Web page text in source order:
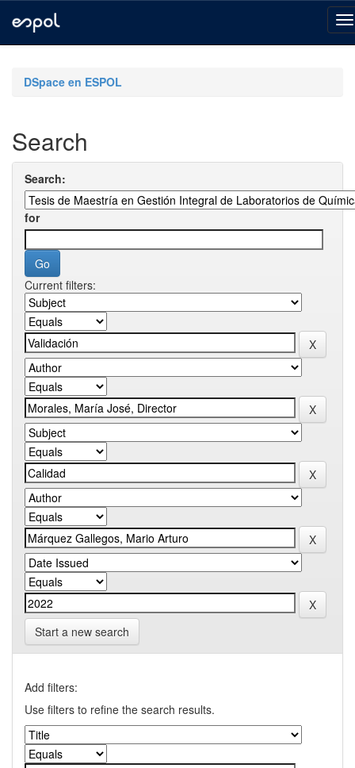
navigationDSpace en ESPOL
Search
Search:
for
Current filters:
Start a new search
Add filters:
Use filters to refine the search results.